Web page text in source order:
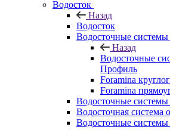
Водосток
Назад
Водосток
Водосточные
Назад
Водосточные
Профиль
Foramina
Foramina
Водосточные системы
Водосточная система
Водосточные